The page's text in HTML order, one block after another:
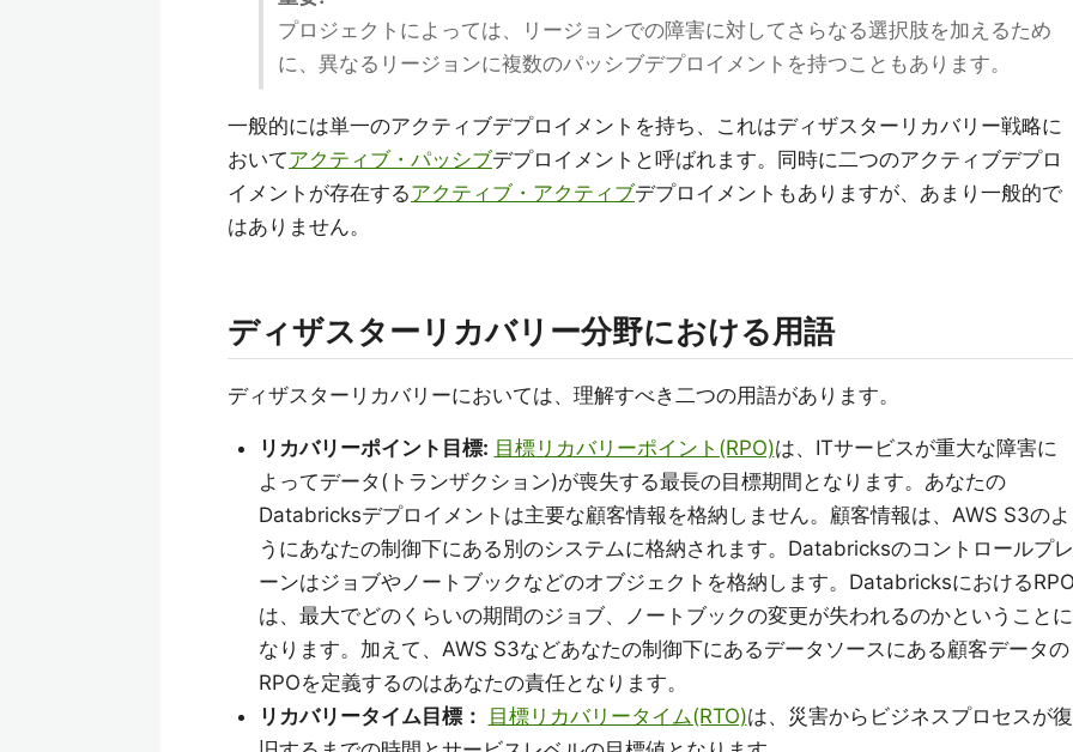
プロジェクトによっては、リージョンでの障害に対してさらなる選択肢を加えるため
に、異なるリージョンに複数のパッシブデプロイメントを持つこともあります。
一般的には単一のアクティブデプロイメントを持ち、これはディザスターリカバリー戦略に
おいてアクティブ・パッシブデプロイメントと呼ばれます。同時に二つのアクティブデプロ
イメントが存在するアクティブ・アクティブデプロイメントもありますが、あまり一般的で
はありません。
ディザスターリカバリー分野における用語
ディザスターリカバリーにおいては、理解すべき二つの用語があります。
リカバリーポイント目標: 目標リカバリーポイント(RPO)は、ITサービスが重大な障害に
よってデータ(トランザクション)が喪失する最長の目標期間となります。あなたの
Databricksデプロイメントは主要な顧客情報を格納しません。顧客情報は、AWS S3のよ
うにあなたの制御下にある別のシステムに格納されます。Databricksのコントロールプレ
ーンはジョブやノートブックなどのオブジェクトを格納します。Databricksにおける
は、最大でどのくらいの期間のジョブ、ノートブックの変更が失われるのかということに
なります。加えて、AWS S3などあなたの制御下にあるデータソースにある顧客データの
RPOを定義するのはあなたの責任となります。
リカバリータイム目標：
目標リカバリータイム(RTO)は、災害からビジネスプロセスが復